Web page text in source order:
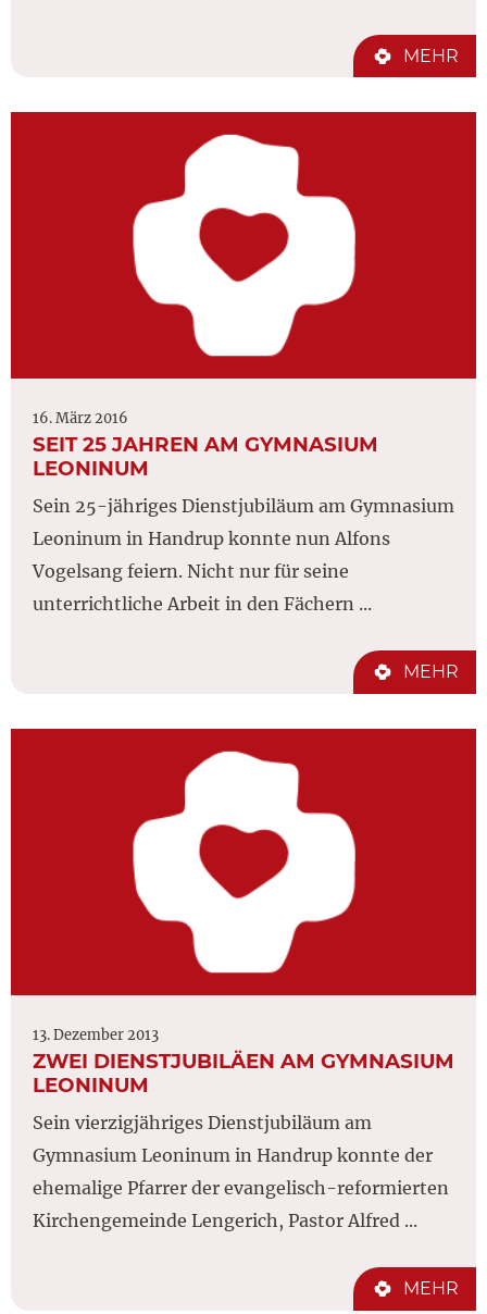
MEHR
16. März 2016
SEIT 25 JAHREN AM GYMNASIUM
LEONINUM
Sein 25-jähriges Dienstjubiläum am Gymnasium
Leoninum in Handrup konnte nun Alfons
Vogelsang feiern. Nicht nur für seine
unterrichtliche Arbeit in den Fächern ...
MEHR
13. Dezember 2013
ZWEI DIENSTJUBILÄEN AM GYMNASIUM
LEONINUM
Sein vierzigjähriges Dienstjubiläum am
Gymnasium Leoninum in Handrup konnte der
ehemalige Pfarrer der evangelisch-reformierten
Kirchengemeinde Lengerich, Pastor Alfred ...
MEHR